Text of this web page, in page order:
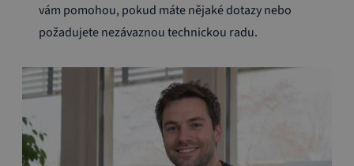
vám pomohou, pokud máte nějaké dotazy nebo
požadujete nezávaznou technickou radu.